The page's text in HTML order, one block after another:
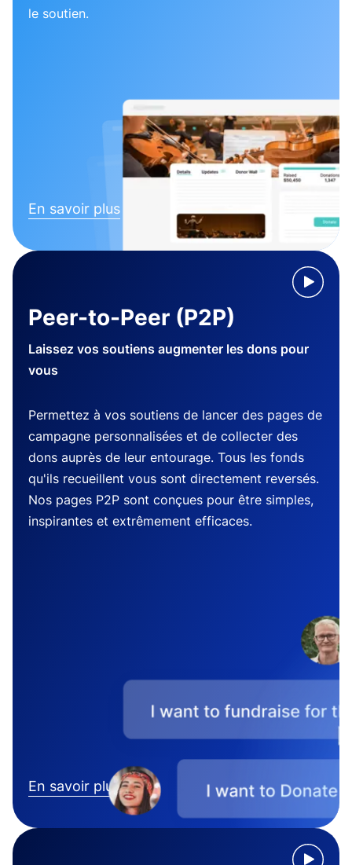
le soutien.
En savoir plus
Peer-to-Peer (P2P)
Laissez vos soutiens augmenter les dons pour
vous
Permettez à vos soutiens de lancer des pages de
campagne personnalisées et de collecter des
dons auprès de leur entourage. Tous les fonds
qu'ils recueillent vous sont directement reversés.
Nos pages P2P sont conçues pour être simples,
inspirantes et extrêmement efficaces.
En savoir plus